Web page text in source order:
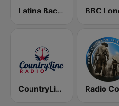
Latina Bachata
CountryLine Radio